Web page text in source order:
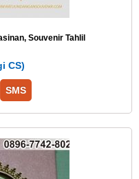
Souvenir Tahlil
CS)
SMS